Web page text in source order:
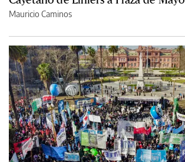
Mauricio Caminos